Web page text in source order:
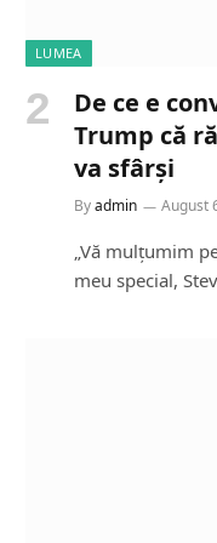
LUMEA
De ce e
Trump că
va sfârși
Byadmin August
„Vă mulțumim
meu special,